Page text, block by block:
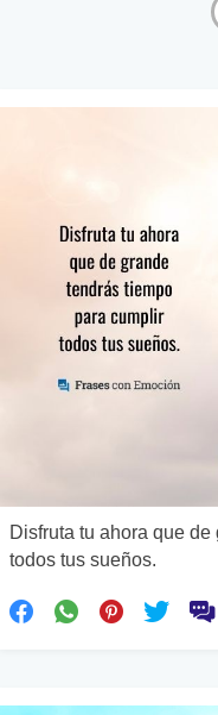
Disfruta tu ahora que
todos tus sueños.